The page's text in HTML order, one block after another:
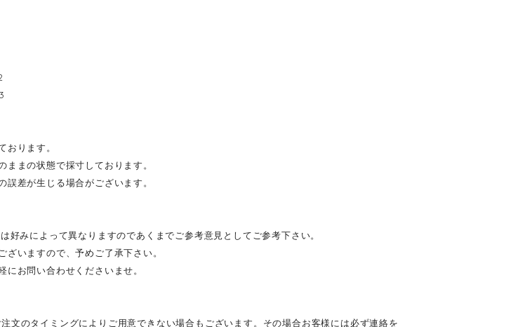
おります。
まの状態で採寸しております。
差が生じる場合がございます。
好みによって異なりますのであくまでご参考意見としてご参考下さい。
いますので、予めご了承下さい。
お問い合わせくださいませ。
文のタイミングによりご用意できない場合もございます。その場合お客様には必ず連絡を